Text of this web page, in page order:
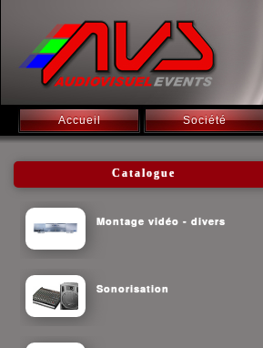
Accueil Société
Catalogue
Montage vidéo - divers
Sonorisation